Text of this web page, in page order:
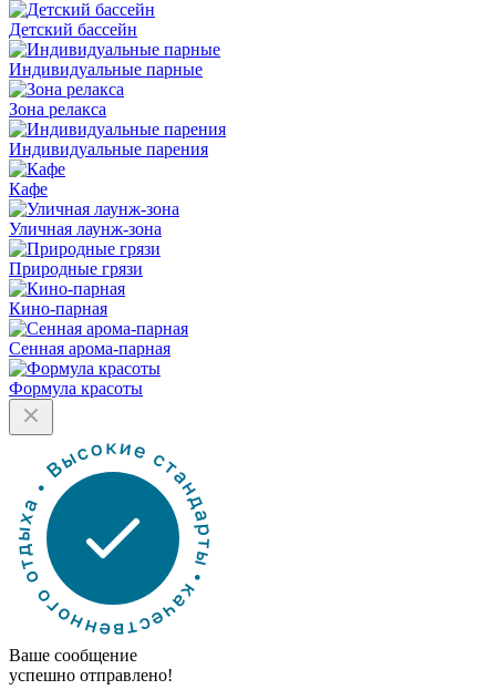
Детский бассейн
Индивидуальные парные
Зона релакса
Индивидуальные парения
Кафе
Уличная лаунж-зона
Природные грязи
Кино-парная
Сенная арома-парная
Формула красоты
Ваше сообщение
успешно отправлено!